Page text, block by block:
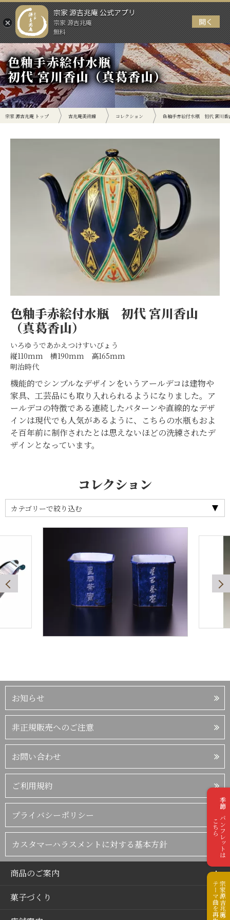
宗家 源吉兆庵 公式アプリ
宗家 源吉兆庵
無料
開く
メニュー
色釉手赤絵付水瓶
初代 宮川香山（真葛香山）
宗家 源吉兆庵 トップ 吉兆庵美術館 コレクション 色釉手赤絵付水瓶 初代 宮川香
色釉手赤絵付水瓶
初代 宮川香山
（真葛香山）
いろゆうであかえつけすいびょう
縦110mm 横190mm 高165mm
明治時代
機能的でシンプルなデザインをいうアールデコは建物や
家具、工芸品にも取り入れられるようになりました。ア
ールデコの特徴である連続したパターンや直線的なデザ
インは現代でも人気があるように、こちらの水瓶もおよ
そ百年前に制作されたとは思えないほどの洗練されたデ
ザインとなっています。
コレクション
カテゴリーで絞り込む
お知らせ
非正規販売へのご注意
お問い合わせ
ご利用規約
プライバシーポリシー
カスタマーハラスメントに対する基本方針
商品のご案内
菓子づくり
季節のパンフレットは
こちら
宗家源吉兆庵の
テーマ曲を再生